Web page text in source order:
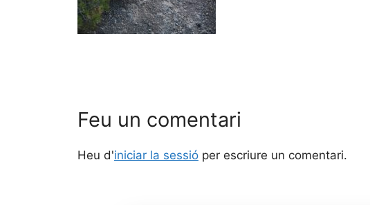
Feu un comentari
Heu d'iniciar la sessió per escriure un comentari.